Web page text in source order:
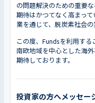
の問題解決のための重要
期待はかつてなく高まっ
業を通じて、脱炭素社会の
この度、Fundsを利用する
南欧地域を中心とした海
期待しております。
投資家の方へメッセー